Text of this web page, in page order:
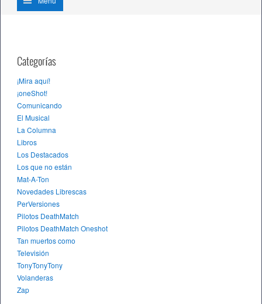
Categorías
¡Mira aquí!
¡oneShot!
Comunicando
El Musical
La Columna
Libros
Los Destacados
Los que no están
Mat-A-Ton
Novedades Librescas
PerVersiones
Pilotos DeathMatch
Pilotos DeathMatch Oneshot
Tan muertos como
Televisión
TonyTonyTony
Volanderas
Zap